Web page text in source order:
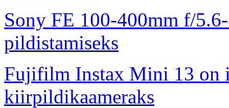
Sony FE 100-400mm f/
pildistamiseks
Fujifilm Instax Mini 13 on
kiirpildikaameraks